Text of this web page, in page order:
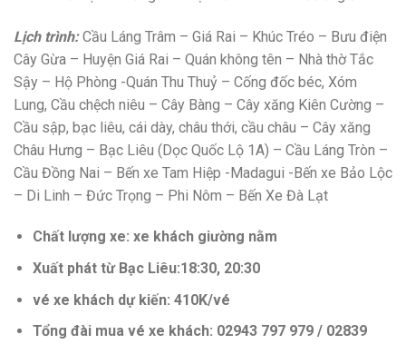
Lịch trình:Cầu Láng Trâm – Giá Rai – Khúc Tréo – Bưu điện
Cây Gừa – Huyện Giá Rai – Quán không tên – Nhà thờ Tắc
Sậy – Hộ Phòng -Quán Thu Thuỷ – Cống đốc béc, Xóm
Lung, Cầu chệch niêu – Cây Bàng – Cây xăng Kiên Cường –
Cầu sập, bạc liêu, cái dày, châu thới, cầu châu – Cây xăng
Châu Hưng – Bạc Liêu (Dọc Quốc Lộ 1A) – Cầu Láng Tròn –
Cầu Đồng Nai – Bến xe Tam Hiệp -Madagui -Bến xe Bảo Lộc
– Di Linh – Đức Trọng – Phi Nôm – Bến Xe Đà Lạt
Chất lượng xe: xe khách giường nằm
Xuất phát từ Bạc Liêu:18:30, 20:30
vé xe khách dự kiến: 410K/vé
Tổng đài mua vé xe khách: 02943 797 979 / 02839